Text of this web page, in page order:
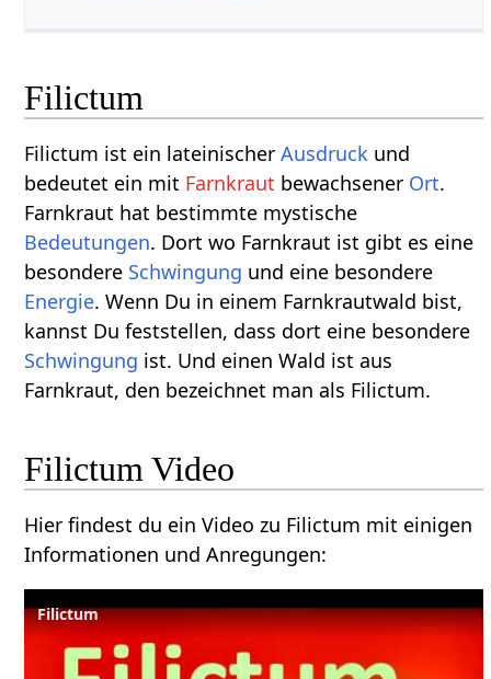
Filictum
Filictum ist ein lateinischerAusdruck und
bedeutet ein mit Farnkraut bewachsener Ort.
Farnkraut hat bestimmte mystische
Bedeutungen. Dort wo Farnkraut ist gibt es eine
besondere Schwingung und eine besondere
Energie. Wenn Du in einem Farnkrautwald bist,
kannst Du feststellen, dass dort eine besondere
Schwingung ist. Und einen Wald ist aus
Farnkraut, den bezeichnet man als Filictum.
Filictum Video
Hier findest du ein Video zu Filictum mit einigen
Informationen und Anregungen:
Filictum